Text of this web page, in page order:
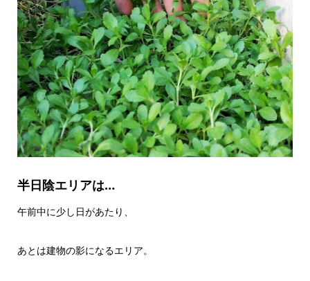
半日陰エリアは…
午前中に少し日があたり、
あとは建物の影になるエリア。